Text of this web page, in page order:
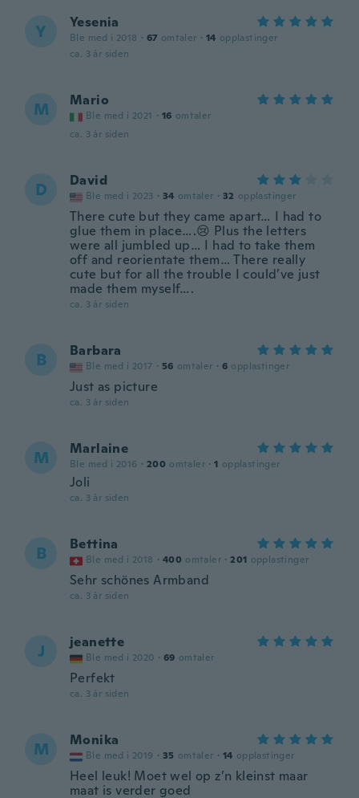
Y Yesenia
Ble med i 2018 · 67 omtaler · 14 opplastinger
ca. 3 år siden
M Mario
Ble med i 2021 · 16 omtaler
ca. 3 år siden
D David
Ble med i 2023 · 34 omtaler · 32 opplastinger
There cute but they came apart… I had to
glue them in place….😢 Plus the letters
were all jumbled up… I had to take them
off and reorientate them… There really
cute but for all the trouble I could’ve just
made them myself….
ca. 3 år siden
B Barbara
Ble med i 2017 · 56 omtaler · 6 opplastinger
Just as picture
ca. 3 år siden
M Marlaine
Ble med i 2016 · 200 omtaler · 1 opplastinger
Joli
ca. 3 år siden
B Bettina
Ble med i 2018 · 400 omtaler · 201 opplastinger
Sehr schönes Armband
ca. 3 år siden
J jeanette
Ble med i 2020 · 69 omtaler
Perfekt
ca. 3 år siden
M Monika
Ble med i 2019 · 35 omtaler · 14 opplastinger
Heel leuk! Moet wel op z’n kleinst maar
maat is verder goed